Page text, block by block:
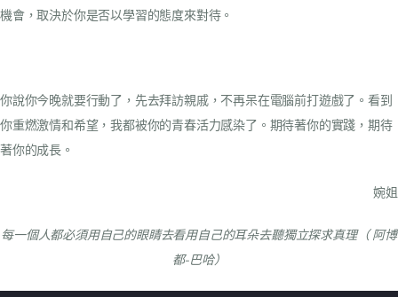
機會，取決於你是否以學習的態度來對待。
你說你今晚就要行動了，先去拜訪親戚，不再呆在電腦前打遊戲了。看到
你重燃激情和希望，我都被你的青春活力感染了。期待著你的實踐，期待
著你的成長。
婉姐
每一個人都必須用自己的眼睛去看用自己的耳朵去聽獨立探求真理（ 阿博
都-巴哈）